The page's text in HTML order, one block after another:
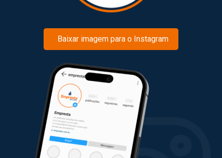
Baixar imagem para o Instagram